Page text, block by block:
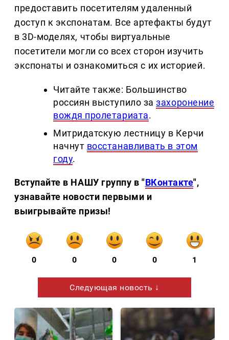
предоставить посетителям удаленный
доступ к экспонатам. Все артефакты будут
в 3D-моделях, чтобы виртуальные
посетители могли со всех сторон изучить
экспонаты и ознакомиться с их историей.
Читайте также: Большинство
россиян выступило зазахоронение
вождя пролетариата.
Митридатскую лестницу в Керчи
начнут восстанавливать в этом
году.
Вступайте в НАШУ группу в "ВКонтакте",
узнавайте новости первыми и
выигрывайте призы!
0 0 0 0 1
Следующая новость ↓